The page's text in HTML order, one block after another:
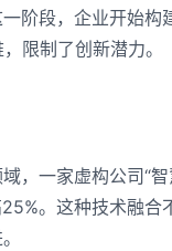
阶段，企业开始构
限制了创新潜力。
，一家虚构公司“
。这种技术融合